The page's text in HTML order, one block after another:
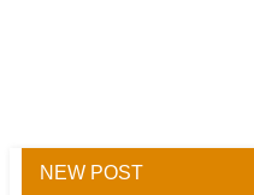
NEW POST